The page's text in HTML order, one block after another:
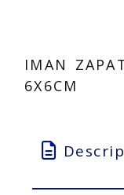
IMAN
6X6CM